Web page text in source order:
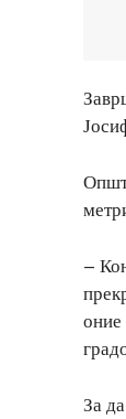
–
оние
За